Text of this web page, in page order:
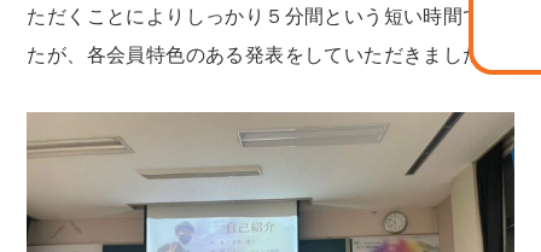
ただくことによりしっかり５分間という短い時間でし
たが、各会員特色のある発表をしていただきました。